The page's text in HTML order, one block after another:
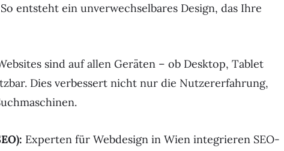
entsteht ein unverwechselbares Design, das Ihre
sind auf allen Geräten – ob Desktop, Tablet
Dies verbessert nicht nur die Nutzererfahrung,
Experten für Webdesign in Wien integrieren SEO-